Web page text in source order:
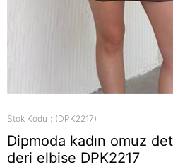
Stok Kodu (DPK2217)
Dipmoda kadın omuz
deri elbise DPK2217